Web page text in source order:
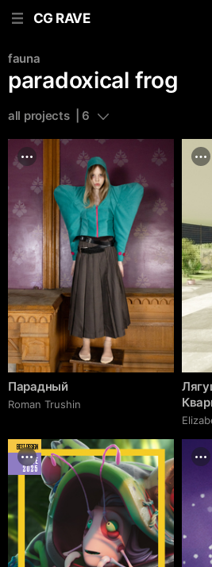
CG RAVE
fauna
paradoxical frog
all projects  | 6
Парадный
Roman Trushin
BEST DESIGN
JUNE
2025